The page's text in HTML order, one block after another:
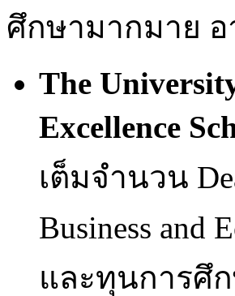
ศึกษามากมาย อ
The
Excellence
เต็มจำนวน
Business
และทุนการศึ